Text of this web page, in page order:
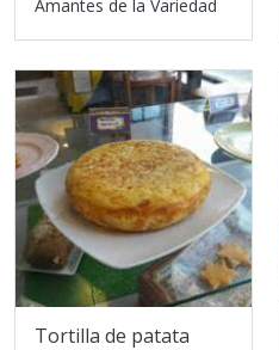
Amantes de la Variedad
Tortilla de patata